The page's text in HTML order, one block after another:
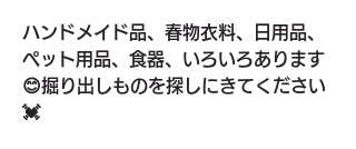
ハンドメイド品、春物衣料、日用品、
ペット用品、食器、いろいろあります
😊掘り出しものを探しにきてください
💓